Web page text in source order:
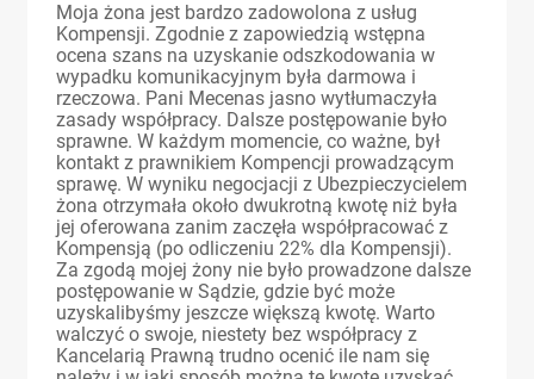
Moja żona jest bardzo zadowolona z usług
Kompensji. Zgodnie z zapowiedzią wstępna
ocena szans na uzyskanie odszkodowania w
wypadku komunikacyjnym była darmowa i
rzeczowa. Pani Mecenas jasno wytłumaczyła
zasady współpracy. Dalsze postępowanie było
sprawne. W każdym momencie, co ważne, był
kontakt z prawnikiem Kompencji prowadzącym
sprawę. W wyniku negocjacji z Ubezpieczycielem
żona otrzymała około dwukrotną kwotę niż była
jej oferowana zanim zaczęła współpracować z
Kompensją (po odliczeniu 22% dla Kompensji).
Za zgodą mojej żony nie było prowadzone dalsze
postępowanie w Sądzie, gdzie być może
uzyskalibyśmy jeszcze większą kwotę. Warto
walczyć o swoje, niestety bez współpracy z
Kancelarią Prawną trudno ocenić ile nam się